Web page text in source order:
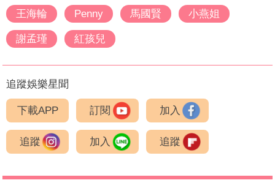
王海輪
Penny 馬國賢 小燕姐
謝孟瑾 紅孩兒
追蹤娛樂星聞
下載APP 訂閱 加入
追蹤 加入 追蹤